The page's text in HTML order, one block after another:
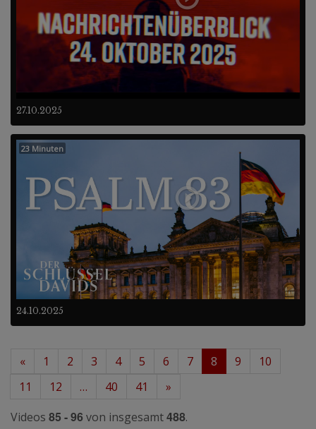
27.10.2025
24.10.2025
23 Minuten
« 1 2 3 4 5 6 7 8 9
10
11
12 … 40 41
»
Videos 85 - 96 von insgesamt488.